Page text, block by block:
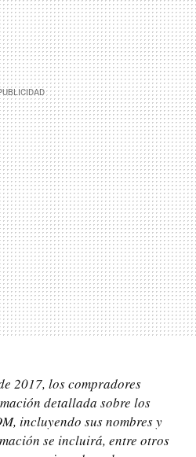
2017, los compradores
detallada sobre los
incluyendo sus nombres y
se incluirá, entre otros